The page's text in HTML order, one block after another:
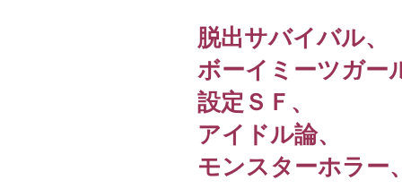
脱出サバイバル、
ボーイミーツガー
設定ＳＦ、
アイドル論、
モンスターホラー